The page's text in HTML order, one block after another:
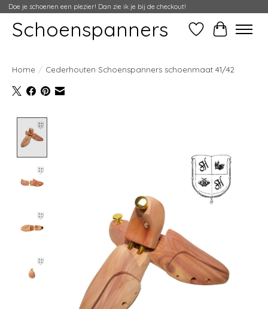
Doe je schoenen een plezier! Dan zie ik je bij de checkout!
Schoenspanners Verlanglijst
Home / Cederhouten Schoenspanners schoenmaat 41/42